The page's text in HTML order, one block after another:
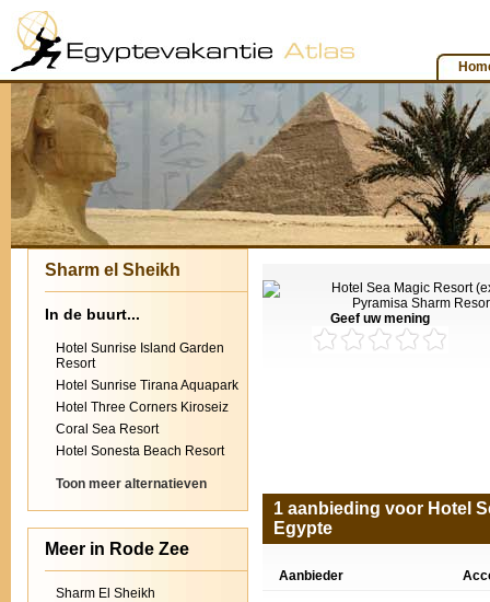
Sharm el Sheikh
In de buurt...
Hotel Sunrise Island Garden
Resort
Hotel Sunrise Tirana Aquapark
Hotel Three Corners Kiroseiz
Coral Sea Resort
Hotel Sonesta Beach Resort
Toon meer alternatieven
Meer in Rode Zee
Sharm El Sheikh
Geef uw mening
1 aanbieding voor Hotel
Egypte
Aanbieder